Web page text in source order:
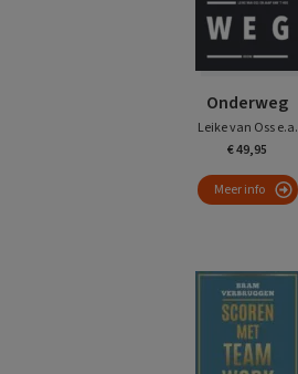
Onderweg
Leike van Oss e.a.
€ 49,95
Meer info